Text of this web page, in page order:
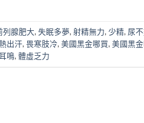
列腺肥大, 失眠多夢, 射精無力, 少精, 尿
出汗, 畏寒肢冷, 美國黑金哪買, 美國黑
鳴, 體虛乏力